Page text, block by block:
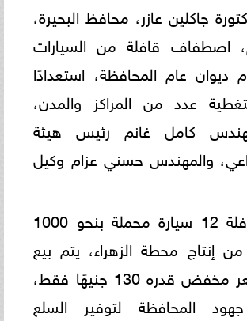
جاكلين عازر، محافظ البحيرة،
اصطفاف قافلة من السيارات
ديوان عام المحافظة، استعدادًا
عدد من المراكز والمدن،
كامل غانم رئيس هيئة
والمهندس حسني عزام وكيل
وتضم القافلة 12 سيارة محملة بنحو 1000
محطة الزهراء، يتم بيع
الكرتونة بسعر مخفض قدره 130 جنيهًا فقط،
المحافظة لتوفير السلع